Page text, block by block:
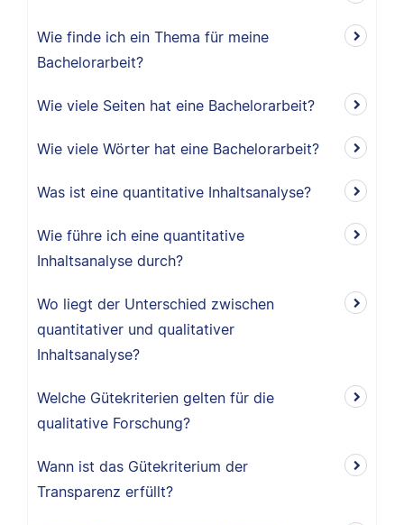
Wie finde ich ein Thema für meine
Bachelorarbeit?
Wie viele Seiten hat eine Bachelorarbeit?
Wie viele Wörter hat eine Bachelorarbeit?
Was ist eine quantitative Inhaltsanalyse?
Wie führe ich eine quantitative
Inhaltsanalyse durch?
Wo liegt der Unterschied zwischen
quantitativer und qualitativer
Inhaltsanalyse?
Welche Gütekriterien gelten für die
qualitative Forschung?
Wann ist das Gütekriterium der
Transparenz erfüllt?